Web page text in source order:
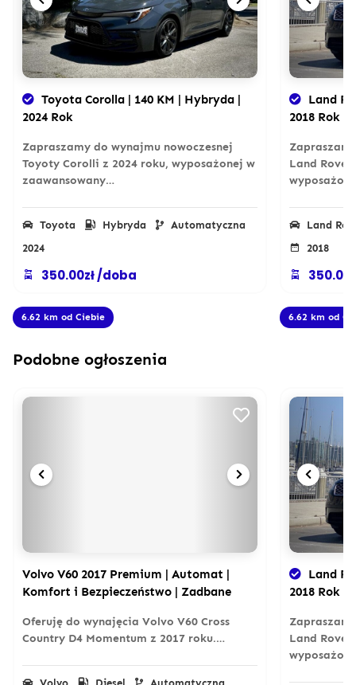
Toyota Corolla | 140 KM | Hybryda |
2024 Rok
Zapraszamy do wynajmu nowoczesnej
Toyoty Corolli z 2024 roku, wyposażonej w
zaawansowany…
Toyota Hybryda
Automatyczna
2024
350.00zł /doba
6.62 km od Ciebie
Land
2018 Rok
Land
Land
2018
6.62 km od
Podobne ogłoszenia
Volvo V60 2017 Premium | Automat |
Komfort i Bezpieczeństwo | Zadbane
Oferuję do wynajęcia Volvo V60 Cross
Country D4 Momentum z 2017 roku.…
Land
2018 Rok
Land